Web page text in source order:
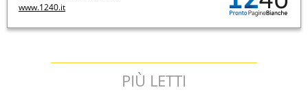
www.1240.it
PIÙ LETTI